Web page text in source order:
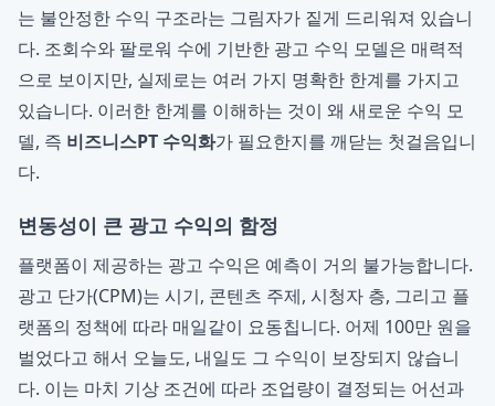
는 불안정한 수익 구조라는 그림자가 짙게 드리워져 있습니
다. 조회수와 팔로워 수에 기반한 광고 수익 모델은 매력적
으로 보이지만, 실제로는 여러 가지 명확한 한계를 가지고
있습니다. 이러한 한계를 이해하는 것이 왜 새로운 수익 모
델, 즉 비즈니스PT 수익화가 필요한지를 깨닫는 첫걸음입니
다.
변동성이 큰 광고 수익의 함정
플랫폼이 제공하는 광고 수익은 예측이 거의 불가능합니다.
광고 단가(CPM)는 시기, 콘텐츠 주제, 시청자 층, 그리고 플
랫폼의 정책에 따라 매일같이 요동칩니다. 어제 100만 원을
벌었다고 해서 오늘도, 내일도 그 수익이 보장되지 않습니
다. 이는 마치 기상 조건에 따라 조업량이 결정되는 어선과